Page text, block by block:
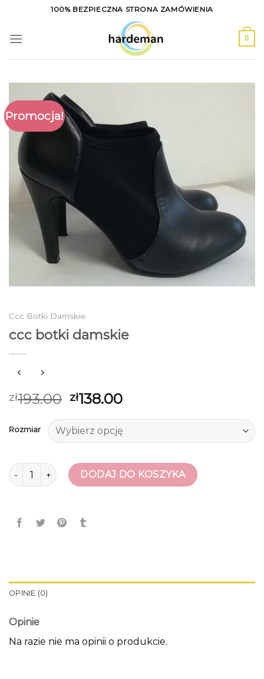
content
100% BEZPIECZNA STRONA ZAMÓWIENIA
0
Promocja!
Ccc Botki Damskie
ccc botki damskie
zł193.00 zł138.00
Rozmiar
ilość ccc botki damskieDODAJ DO KOSZYKA
OPINIE (0)
Opinie
Na razie nie ma opinii o produkcie.